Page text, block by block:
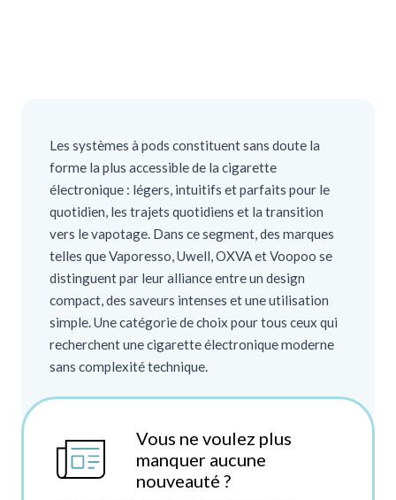
Les systèmes à pods constituent sans doute la
forme la plus accessible de la cigarette
électronique : légers, intuitifs et parfaits pour le
quotidien, les trajets quotidiens et la transition
vers le vapotage. Dans ce segment, des marques
telles que Vaporesso, Uwell, OXVA et Voopoo se
distinguent par leur alliance entre un design
compact, des saveurs intenses et une utilisation
simple. Une catégorie de choix pour tous ceux qui
recherchent une cigarette électronique moderne
sans complexité technique.
Vous ne voulez plus
manquer aucune
nouveauté ?